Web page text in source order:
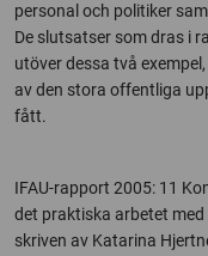
personal och politiker
De slutsatser som dras i
utöver dessa två
av den stora offentliga
fått.
IFAU-rapport 2005: 11
det praktiska arbetet
skriven av Katarina